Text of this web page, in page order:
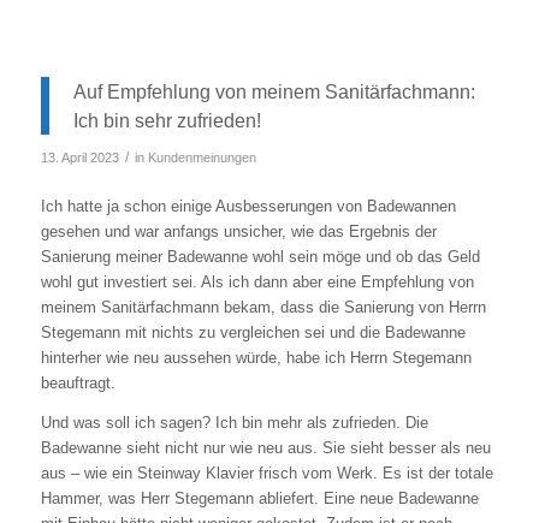
Auf Empfehlung von meinem Sanitärfachmann:
Ich bin sehr zufrieden!
13. April 2023 / in Kundenmeinungen
Ich hatte ja schon einige Ausbesserungen von Badewannen
gesehen und war anfangs unsicher, wie das Ergebnis der
Sanierung meiner Badewanne wohl sein möge und ob das Geld
wohl gut investiert sei. Als ich dann aber eine Empfehlung von
meinem Sanitärfachmann bekam, dass die Sanierung von Herrn
Stegemann mit nichts zu vergleichen sei und die Badewanne
hinterher wie neu aussehen würde, habe ich Herrn Stegemann
beauftragt.
Und was soll ich sagen? Ich bin mehr als zufrieden. Die
Badewanne sieht nicht nur wie neu aus. Sie sieht besser als neu
aus – wie ein Steinway Klavier frisch vom Werk. Es ist der totale
Hammer, was Herr Stegemann abliefert. Eine neue Badewanne